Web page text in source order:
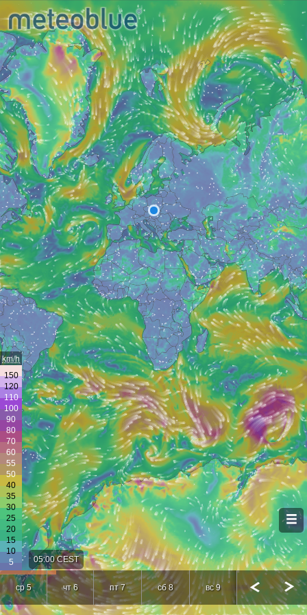
05:00 CEST
ср 5 чт 6 пт 7 сб 8 вс 9
km/h